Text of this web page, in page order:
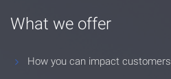
What we offer
How you can impact customers